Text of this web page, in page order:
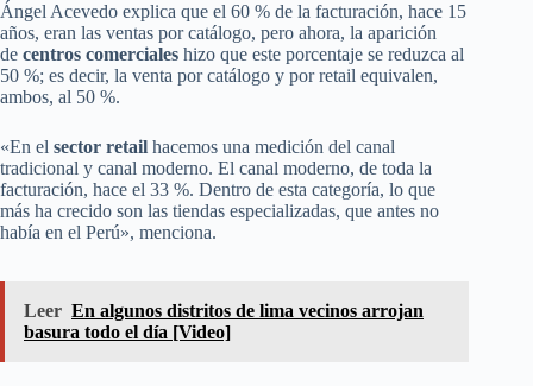
Ángel Acevedo explica que el 60 % de la facturación, hace 15
años, eran las ventas por catálogo, pero ahora, la aparición
de centros comerciales hizo que este porcentaje se reduzca al
50 %; es decir, la venta por catálogo y por retail equivalen,
ambos, al 50 %.
«En el sector retail hacemos una medición del canal
tradicional y canal moderno. El canal moderno, de toda la
facturación, hace el 33 %. Dentro de esta categoría, lo que
más ha crecido son las tiendas especializadas, que antes no
había en el Perú», menciona.
Leer En algunos distritos de lima vecinos arrojan
basura todo el día [Video]